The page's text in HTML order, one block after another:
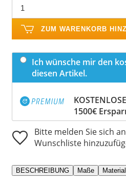
ZUM WARENKORB
Ich wünsche mir den
diesen Artikel.
1500€
Bitte melden Sie sich
Wunschliste
BESCHREIBUNG Maße